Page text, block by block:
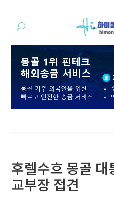
후렐수흐 몽골
교부장 접견